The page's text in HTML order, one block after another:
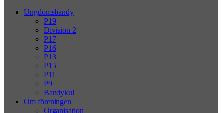
Ungdomsbandy
P19
Division 2
P17
P16
P13
P15
P11
P9
Bandykul
Om föreningen
Organisation